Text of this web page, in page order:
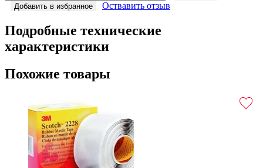
Добавить в избранное
Оствавить отзыв
Подробные технические
характеристики
Похожие товары